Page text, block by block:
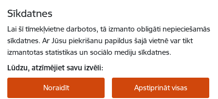
Sīkdatnes
Lai šī tīmekļvietne darbotos, tā izmanto obligāti nepieciešamās
sīkdatnes. Ar Jūsu piekrišanu papildus šajā vietnē var tikt
izmantotas statistikas un sociālo mediju sīkdatnes.
Lūdzu, atzīmējiet savu izvēli:
Noraidīt Apstiprināt visas